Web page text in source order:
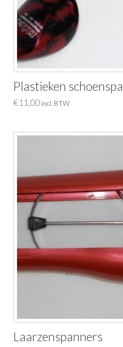
Plastieken
€11,00 incl. BTW
Laarzenspanners